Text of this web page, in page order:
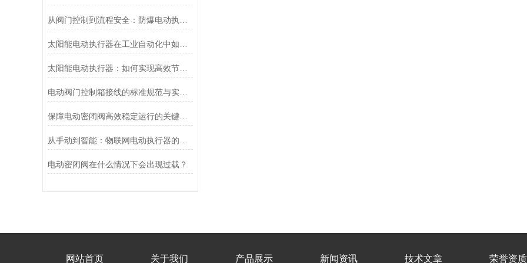
太阳能电动执行器：如何实现高效节能的自动化控制？
保障电动密闭阀高效稳定运行的关键举措
电动密闭阀在什么情况下会出现过载？
网站首页 关于我们 产品展示 新闻资讯 技术文章 荣誉资质